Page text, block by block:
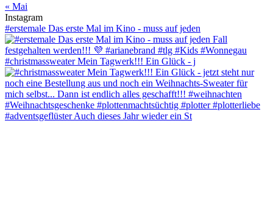
« Mai
Instagram
#erstemale Das erste Mal im Kino - muss auf jeden
#christmassweater Mein Tagwerk!!! Ein Glück - j
#adventsgeflüster Auch dieses Jahr wieder ein St